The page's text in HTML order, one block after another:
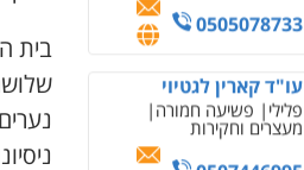
פלילי פשיעה חמורה
מעצרים וחקירות
0507446995
משרד עורכי דין טאי